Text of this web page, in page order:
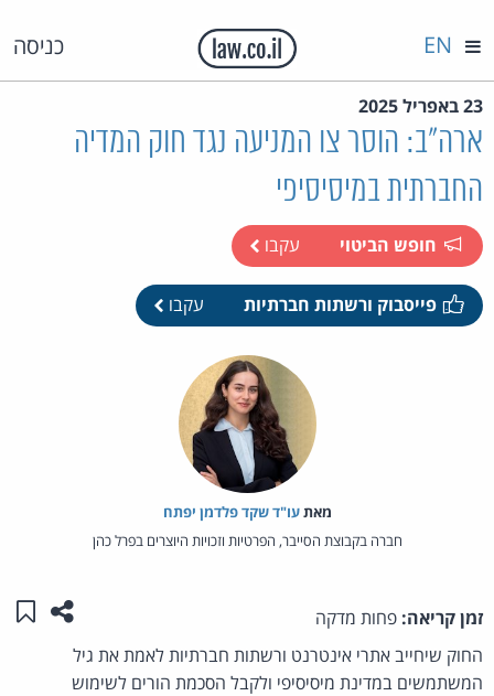
כניסה EN
23 באפריל 2025
ארה"ב: הוסר צו המניעה נגד חוק המדיה
החברתית במיסיסיפי
חופש הביטוי עקבו
פייסבוק ורשתות חברתיות עקבו
מאת‏עו"ד שקד פלדמן יפתח
חברה בקבוצת הסייבר, הפרטיות וזכויות היוצרים בפרל כהן
זמן קריאה: פחות מדקה שתפו
החוק שיחייב אתרי אינטרנט ורשתות חברתיות לאמת את גיל
המשתמשים במדינת מיסיסיפי ולקבל הסכמת הורים לשימוש